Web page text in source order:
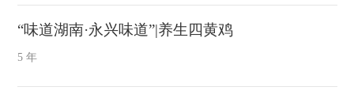
“味道湖南·永兴味道”|养生四黄鸡
5 年